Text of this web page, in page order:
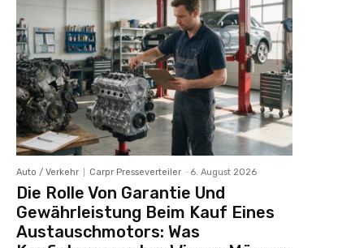
Auto / Verkehr Carpr Presseverteiler - 6. August 2026
Die Rolle Von Garantie Und
Gewährleistung Beim Kauf Eines
Austauschmotors: Was